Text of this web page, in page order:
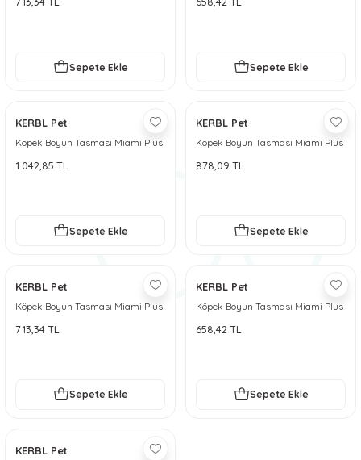
Sepete Ekle Sepete Ekle
KERBL Pet
Köpek Boyun Tasması Miami Plus
1.042,85 TL
Sepete Ekle
KERBL Pet
Köpek Boyun Tasması Miami Plus
878,09 TL
Sepete Ekle
KERBL Pet
Köpek Boyun Tasması Miami Plus
713,34 TL
Sepete Ekle
KERBL Pet
Köpek Boyun Tasması Miami Plus
658,42 TL
Sepete Ekle
KERBL Pet